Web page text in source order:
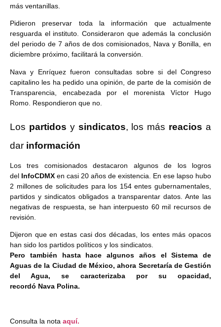
más ventanillas.
Pidieron preservar toda la información que actualmente
resguarda el instituto. Consideraron que además la conclusión
del periodo de 7 años de dos comisionados, Nava y Bonilla, en
diciembre próximo, facilitará la conversión.
Nava y Enríquez fueron consultadas sobre si del Congreso
capitalino les ha pedido una opinión, de parte de la comisión de
Transparencia, encabezada por el morenista Víctor Hugo
Romo. Respondieron que no.
Los partidos y sindicatos, los más reaciosa
dar información
Los tres comisionados destacaron algunos de los logros
del InfoCDMX en casi 20 años de existencia. En ese lapso hubo
2 millones de solicitudes para los 154 entes gubernamentales,
partidos y sindicatos obligados a transparentar datos. Ante las
negativas de respuesta, se han interpuesto 60 mil recursos de
revisión.
Dijeron que en estas casi dos décadas, los entes más opacos
han sido los partidos políticos y los sindicatos.
Pero también hasta hace algunos años el Sistema de
Aguas de la Ciudad de México, ahora Secretaría de Gestión
del Agua, se caracterizaba por su opacidad,
recordó Nava Polina.
Consulta la nota aquí.